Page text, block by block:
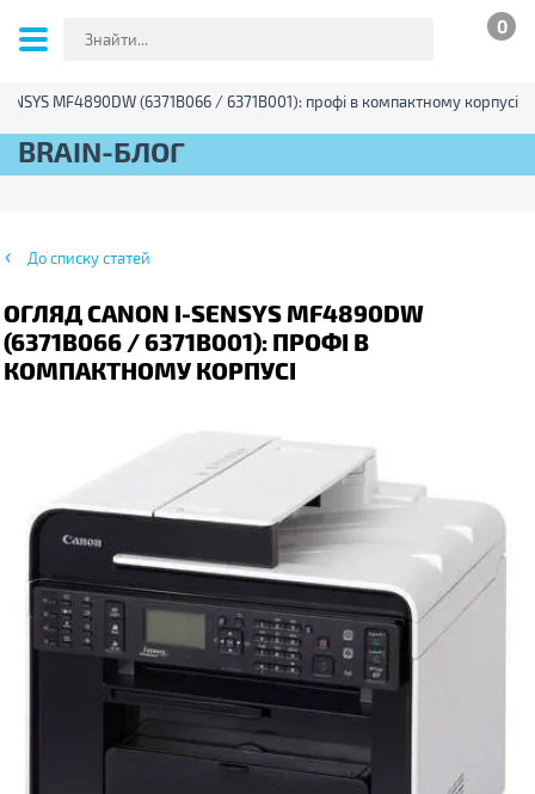
0
MF4890DW (6371B066 / 6371В001): профі в компактному корпусі
BRAIN-БЛОГ
До списку статей
ОГЛЯД CANON I-SENSYS MF4890DW
(6371B066 / 6371В001): ПРОФІ В
КОМПАКТНОМУ КОРПУСІ